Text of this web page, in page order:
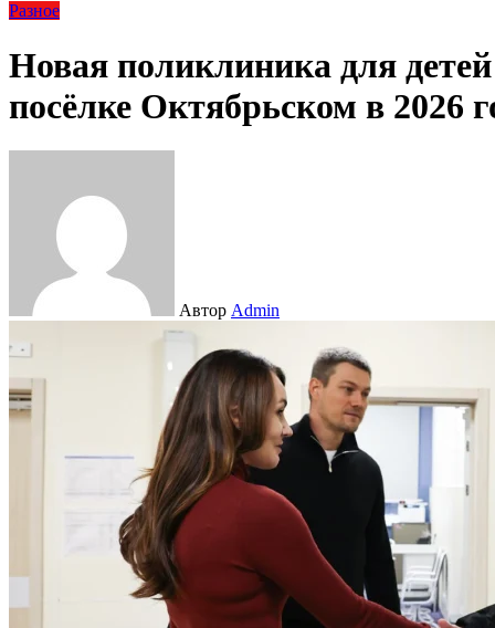
Разное
Новая поликлиника для
посёлке Октябрьском в 2026
Автор Admin